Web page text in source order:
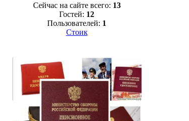
Сейчас на сайте всего: 13
Гостей: 12
Пользователей: 1
Стоик